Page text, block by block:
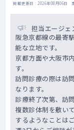
掲載更新日 : 2026年08月06日
担当エージェ
阪急京都線の最寄
能な立地です。
京都方面や大阪市
す。
訪問診療の際は訪
なります。
診療終了次第、訪
複数診体制を敷い
するようなことは